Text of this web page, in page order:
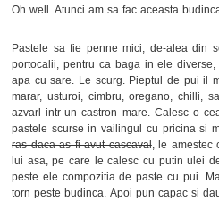
Oh well. Atunci am sa fac aceasta
Pastele sa fie penne mici, de-alea din
portocalii, pentru ca baga in ele
apa cu sare. Le scurg. Pieptul de pui il
marar, usturoi, cimbru, oregano, chilli,
azvarl intr-un castron mare. Calesc o
pastele scurse in vailingul cu pricina si
ras daca as fi avut cascaval, le amestec
lui asa, pe care le calesc cu putin ulei
peste ele compozitia de paste cu pui.
torn peste budinca. Apoi pun capac si